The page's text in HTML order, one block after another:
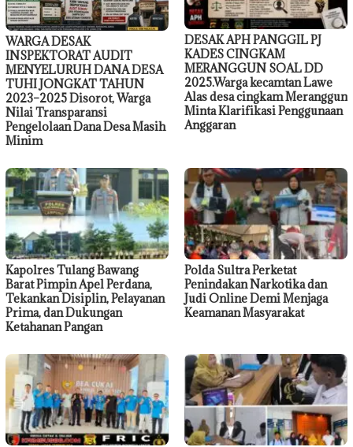
WARGA DESAK
INSPEKTORAT AUDIT
MENYELURUH DANA DESA
TUHI JONGKAT TAHUN
2023–2025 Disorot, Warga
Nilai Transparansi
Pengelolaan Dana Desa Masih
Minim
DESAK APH PANGGIL PJ
KADES CINGKAM
MERANGGUN SOAL DD
2025.Warga kecamtan Lawe
Alas desa cingkam Meranggun
Minta Klarifikasi Penggunaan
Anggaran
Kapolres Tulang Bawang
Barat Pimpin Apel Perdana,
Tekankan Disiplin, Pelayanan
Prima, dan Dukungan
Ketahanan Pangan
Polda Sultra Perketat
Penindakan Narkotika dan
Judi Online Demi Menjaga
Keamanan Masyarakat